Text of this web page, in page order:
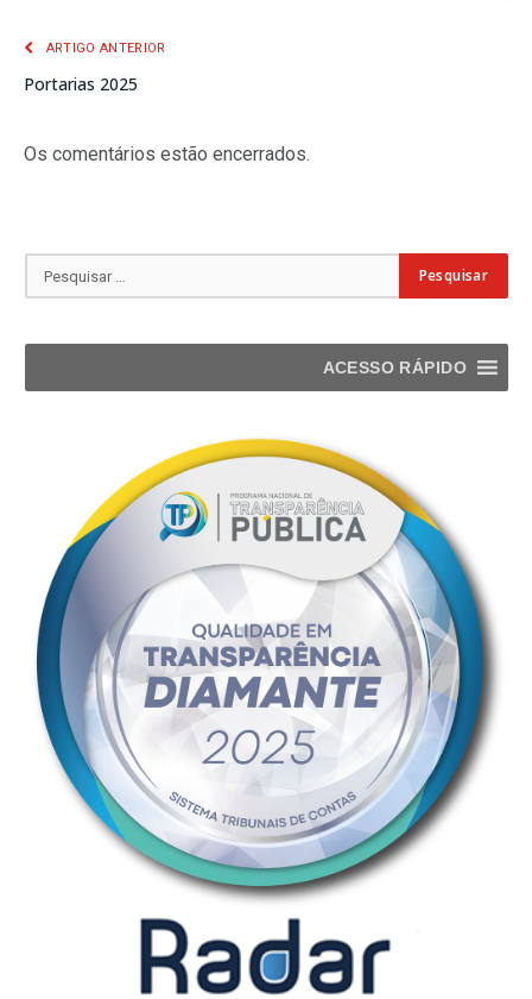
ARTIGO ANTERIOR
Portarias 2025
Os comentários estão encerrados.
ACESSO RÁPIDO